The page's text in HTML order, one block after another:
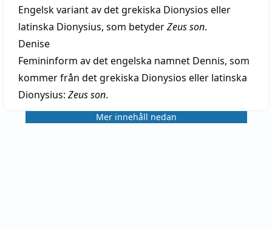
Engelsk variant av det grekiska Dionysios eller
latinska Dionysius, som betyderZeus son.
Denise
Femininform av det engelska namnet Dennis, som
kommer från det grekiska Dionysios eller latinska
Dionysius: Zeus son.
Mer innehåll nedan